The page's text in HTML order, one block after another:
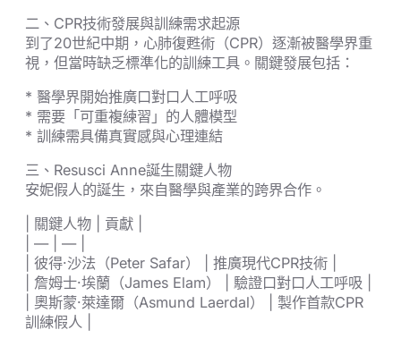
二、CPR技術發展與訓練需求起源
到了20世紀中期，心肺復甦術（CPR）逐漸被醫學界重
視，但當時缺乏標準化的訓練工具。關鍵發展包括：
* 醫學界開始推廣口對口人工呼吸
* 需要「可重複練習」的人體模型
* 訓練需具備真實感與心理連結
三、Resusci Anne誕生關鍵人物
安妮假人的誕生，來自醫學與產業的跨界合作。
| 關鍵人物 | 貢獻 |
| — | — |
| 彼得·沙法（Peter Safar） | 推廣現代CPR技術 |
| 詹姆士·埃蘭（James Elam） | 驗證口對口人工呼吸 |
| 奧斯蒙·萊達爾（Asmund Laerdal） | 製作首款CPR
訓練假人 |